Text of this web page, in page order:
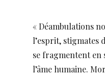
« Déambulations
l’esprit, stigmates
se fragmentent en
l’âme humaine.